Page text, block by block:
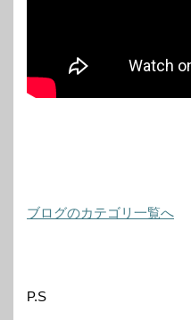
ブログのカテゴリ一覧へ
P.S